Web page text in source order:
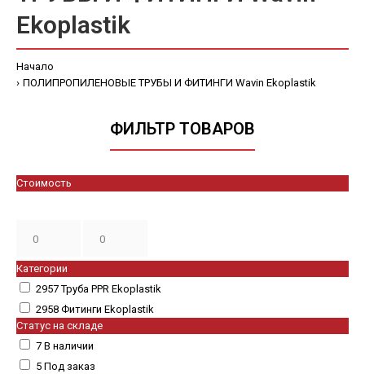
Ekoplastik
Начало
ПОЛИПРОПИЛЕНОВЫЕ ТРУБЫ И ФИТИНГИ Wavin Ekoplastik
ФИЛЬТР ТОВАРОВ
Стоимость
Категории
2957 Труба PPR Ekoplastik
2958 Фитинги Ekoplastik
Статус на складе
7 В наличии
5 Под заказ